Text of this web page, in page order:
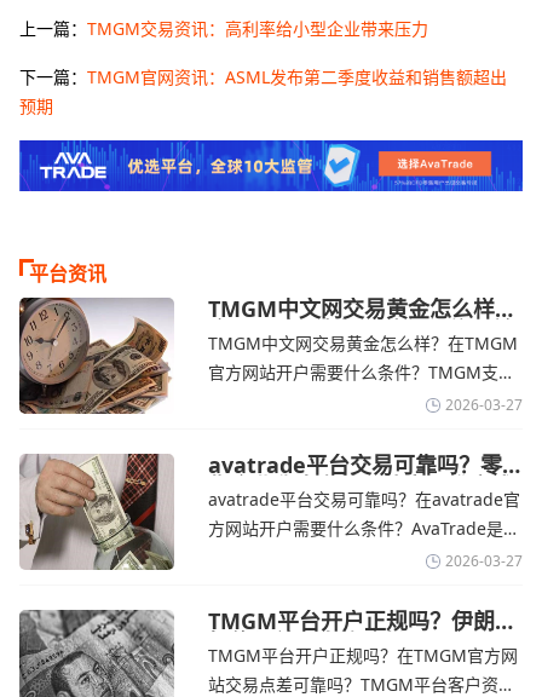
上一篇： TMGM交易资讯：高利率给小型企业带来压力
下一篇： TMGM官网资讯：ASML发布第二季度收益和销售额超出
预期
平台资讯
TMGM中文网交易黄金怎么样？
金价下跌，市场评估伊朗停火前
景-TMGM官网
TMGM中文网交易黄金怎么样？在TMGM
官方网站开户需要什么条件？‌‌‌TMGM支持
全球主流的MT4/MT5平台，同时提供功能
险管理工具。通过TMGM官网交易资讯了
解，金价周四回落，受​美元走强和油价上
涨，使通胀担忧保持不变‌对加息的持续预
2026-03-27
avatrade平台交易可靠吗？零
售企业称中东地区冲突正推高成
本avatrade官网
avatrade平台交易可靠吗？在avatrade官
方网站开户需要什么条件？‌‌‌AvaTrade是一
个在交易优势和可靠性两方面都非常均衡
在学习和探索中成长的新手交易者。通过
avatrade官网交易资讯了解，零售企业警
告称，中东地区的冲突正在推高成本，如
2026-03-27
TMGM平台开户正规吗？伊朗仍
拒绝与美国直接谈判-TMGM官
网
TMGM平台开户正规吗？在TMGM官方网
站交易点差可靠吗？‌‌‌TMGM平台客户资金